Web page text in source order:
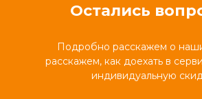
Остались
Подробно расскажем о
расскажем, как доехать в
индивидуальную